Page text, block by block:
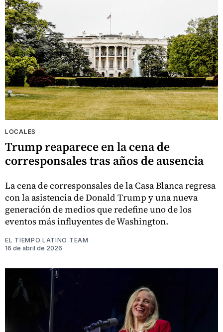
LOCALES
Trump reaparece en la cena de
corresponsales tras años de ausencia
La cena de corresponsales de la Casa Blanca regresa
con la asistencia de Donald Trump y una nueva
generación de medios que redefine uno de los
eventos más influyentes de Washington.
EL TIEMPO LATINO TEAM
16 de abril de 2026